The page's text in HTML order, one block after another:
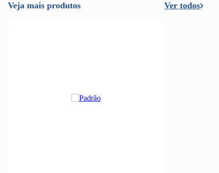
Veja mais produtos Ver todos